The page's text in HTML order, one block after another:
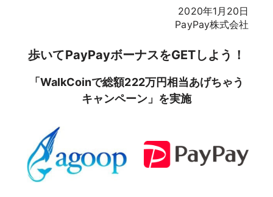
2020年1月20日
PayPay株式会社
歩いてPayPayボーナスをGETしよう！
「WalkCoinで総額222万円相当あげちゃう
キャンペーン」を実施